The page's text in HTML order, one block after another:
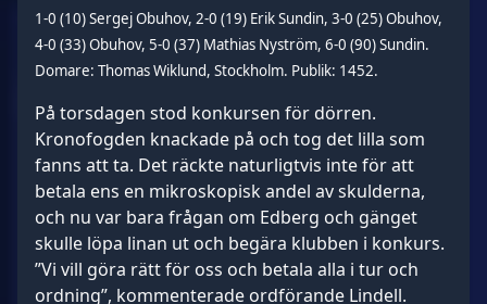
1-0 (10) Sergej Obuhov, 2-0 (19) Erik Sundin, 3-0 (25) Obuhov,
4-0 (33) Obuhov, 5-0 (37) Mathias Nyström, 6-0 (90) Sundin.
Domare: Thomas Wiklund, Stockholm. Publik: 1452.
På torsdagen stod konkursen för dörren.
Kronofogden knackade på och tog det lilla som
fanns att ta. Det räckte naturligtvis inte för att
betala ens en mikroskopisk andel av skulderna,
och nu var bara frågan om Edberg och gänget
skulle löpa linan ut och begära klubben i konkurs.
”Vi vill göra rätt för oss och betala alla i tur och
ordning”, kommenterade ordförande Lindell.